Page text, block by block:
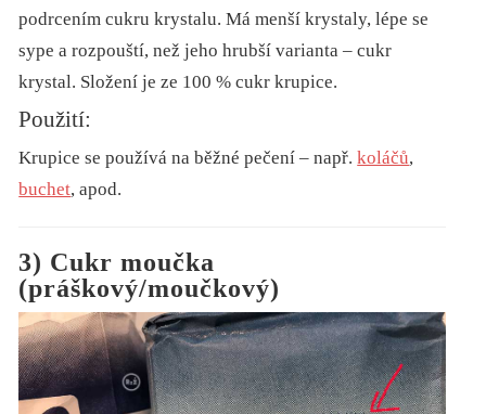
podrcením cukru krystalu. Má menší krystaly, lépe se
sype a rozpouští, než jeho hrubší varianta – cukr
krystal. Složení je ze 100 % cukr krupice.
Použití:
Krupice se používá na běžné pečení – např.koláčů,
buchet, apod.
3) Cukr moučka
(práškový/moučkový)